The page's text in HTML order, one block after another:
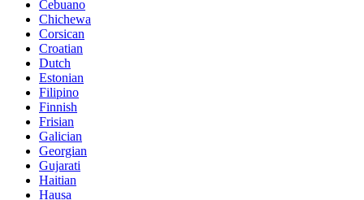
Cebuano
Chichewa
Corsican
Croatian
Dutch
Estonian
Filipino
Finnish
Frisian
Galician
Georgian
Gujarati
Haitian
Hausa